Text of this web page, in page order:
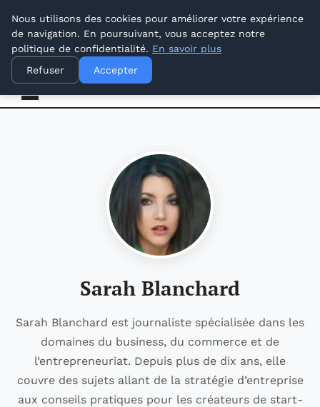
jeudi 6 août 2026
Lyon Photos
Sarah Blanchard
Sarah Blanchard est journaliste spécialisée dans les
domaines du business, du commerce et de
l’entrepreneuriat. Depuis plus de dix ans, elle
couvre des sujets allant de la stratégie d’entreprise
aux conseils pratiques pour les créateurs de start-
Nous utilisons des cookies pour améliorer votre expérience
de navigation. En poursuivant, vous acceptez notre
politique de confidentialité. En savoir plus
Refuser
Accepter